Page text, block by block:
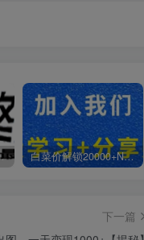
下载~ 白菜价解锁20000+N个赚钱机会，加入轻创终点站会员，全站资源免费学习。
下一篇